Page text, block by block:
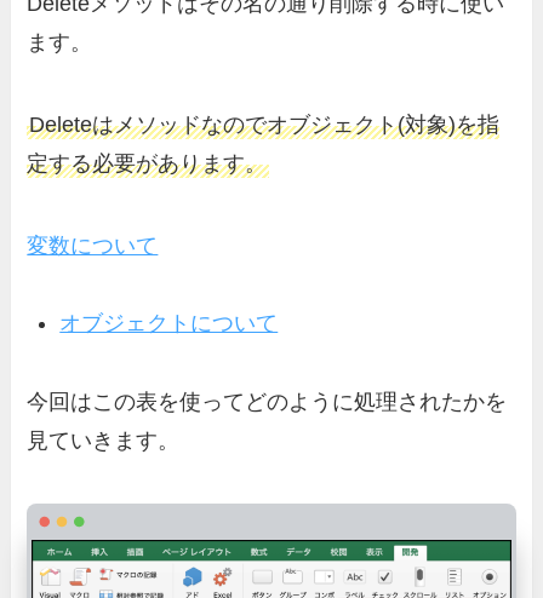
ます。
Deleteはメソッドなのでオブジェクト(対象)を指
定する必要があります。
変数について
オブジェクトについて
今回はこの表を使ってどのように処理されたかを
見ていきます。